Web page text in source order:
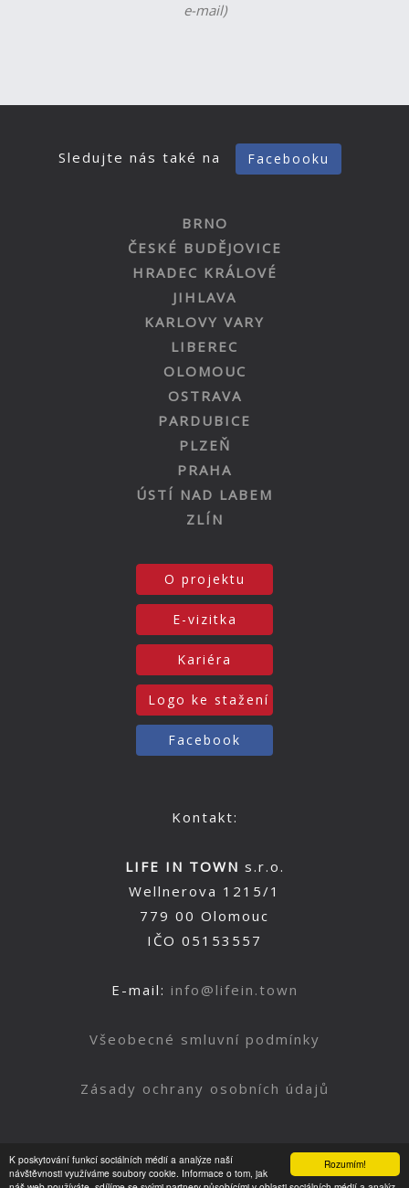
Rozumím!
K poskytování funkcí sociálních médií a analýze naší
návštěvnosti využíváme soubory cookie. Informace o tom, jak
e-mail)
Sledujte nás také na Facebooku
BRNO
ČESKÉ BUDĚJOVICE
HRADEC KRÁLOVÉ
JIHLAVA
KARLOVY VARY
LIBEREC
OLOMOUC
OSTRAVA
PARDUBICE
PLZEŇ
PRAHA
ÚSTÍ NAD LABEM
ZLÍN
O projektu
E-vizitka
Kariéra
Logo ke stažení
Facebook
Kontakt:
LIFE IN TOWN s.r.o.
Wellnerova 1215/1
779 00 Olomouc
IČO 05153557
E-mail: info@lifein.town
Všeobecné smluvní podmínky
Zásady ochrany osobních údajů
Nahoru